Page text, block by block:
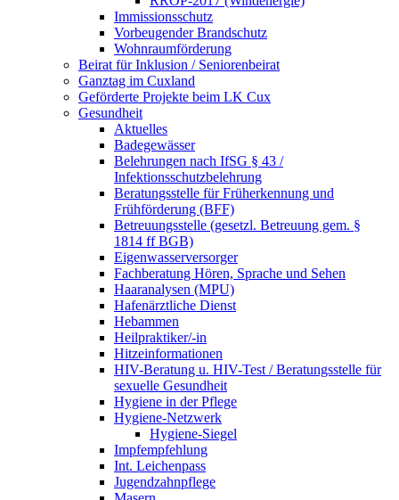
Immissionsschutz
Vorbeugender Brandschutz
Wohnraumförderung
Beirat für Inklusion / Seniorenbeirat
Ganztag im Cuxland
Geförderte Projekte beim LK Cux
Gesundheit
Aktuelles
Badegewässer
Belehrungen nach IfSG § 43 /
Infektionsschutzbelehrung
Beratungsstelle für Früherkennung und
Frühförderung (BFF)
Betreuungsstelle (gesetzl. Betreuung gem. §
1814 ff BGB)
Eigenwasserversorger
Fachberatung Hören, Sprache und Sehen
Haaranalysen (MPU)
Hafenärztliche Dienst
Hebammen
Heilpraktiker/-in
Hitzeinformationen
HIV-Beratung u. HIV-Test / Beratungsstelle für
sexuelle Gesundheit
Hygiene in der Pflege
Hygiene-Netzwerk
Hygiene-Siegel
Impfempfehlung
Int. Leichenpass
Jugendzahnpflege